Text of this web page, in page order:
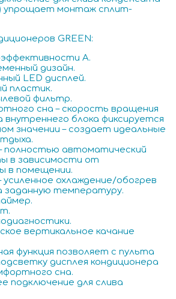
упрощает монтаж сплит-
GREEN:
А.
дизайн.
LED дисплей.
пластик.
фильтр.
сна – скорость вращения
блока фиксируется
значении – создает идеальные
полностью автоматический
в зависимости от
в помещении.
усиленное охлаждение/обогрев
заданную температуру.
вертикальное качание
функция позволяет с пульта
дисплея кондиционера
сна.
подключение для слива